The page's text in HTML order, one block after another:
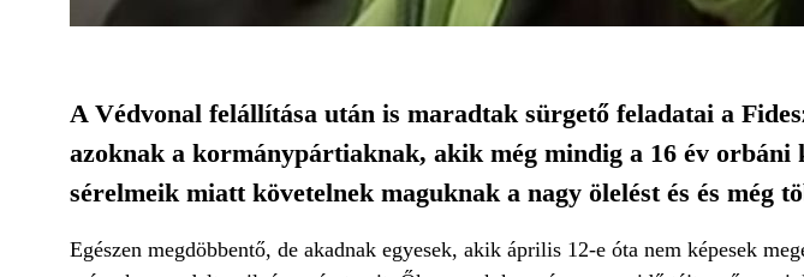
A Védvonal felállítása után is maradtak sürgető feladatai a
azoknak a kormánypártiaknak, akik még mindig a 16 év orbáni
sérelmeik miatt követelnek maguknak a nagy ölelést és és még
Egészen megdöbbentő, de akadnak egyesek, akik április 12-e óta nem képesek